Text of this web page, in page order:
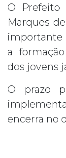
O Prefeito
Marques
importante
a
dos jovens
O prazo
encerra no